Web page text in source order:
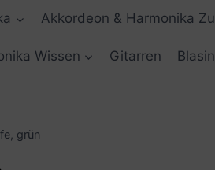
Akkordeon & Harmonika
Wissen Gitarren
grün